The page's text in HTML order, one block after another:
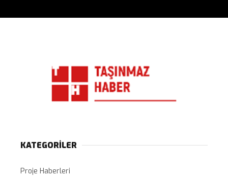
KATEGORİLER
Proje Haberleri